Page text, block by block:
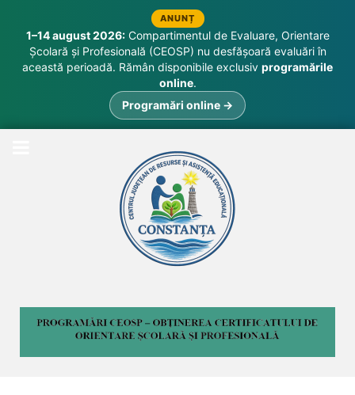
ANUNȚ
1–14 august 2026:Compartimentul de Evaluare, Orientare
Școlară și Profesională (CEOSP) nu desfășoară evaluări în
această perioadă. Rămân disponibile exclusiv programările
online.
Programări online →